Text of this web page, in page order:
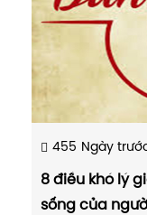
455 Ngày
8 điều khó lý
sống của